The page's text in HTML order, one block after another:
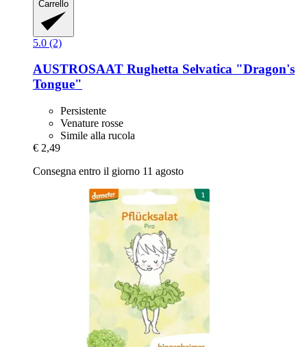
Carrello
5.0 (2)
AUSTROSAAT Rughetta Selvatica "Dragon's
Tongue"
Persistente
Venature rosse
Simile alla rucola
€ 2,49
Consegna entro il giorno 11 agosto